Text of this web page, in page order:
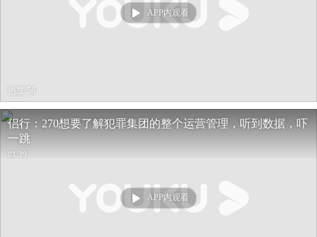
APP内观看
热度 58
侣行：270想要了解犯罪集团的整个运营管理，听到数据，吓
一跳
01:39
APP内观看